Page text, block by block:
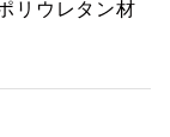
リウレタン材